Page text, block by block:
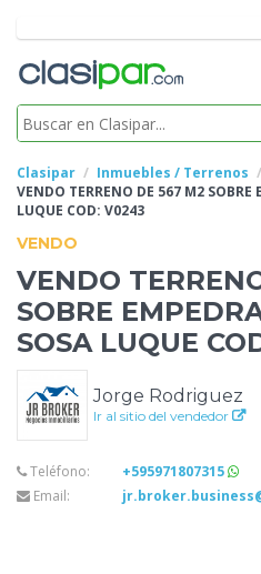
Clasipar
Inmuebles / Terrenos
VENDO TERRENO DE 567 M2 SOBRE
LUQUE COD: V0243
VENDO
VENDO
SOBRE
SOSA LUQUE
Jorge Rodriguez
Ir al sitio del vendedor
Teléfono:
+595971807315
Email: